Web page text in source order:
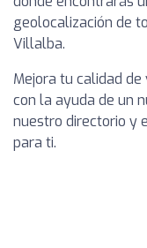
geolocalización de
Villalba.
Mejora tu calidad
con la ayuda de un
nuestro directorio y
para ti.